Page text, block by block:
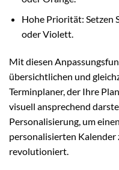
Hohe Priorität: Setzen
oder Violett.
Mit diesen
übersichtlichen und
Terminplaner, der Ihre
visuell ansprechend
Personalisierung, um
personalisierten
revolutioniert.